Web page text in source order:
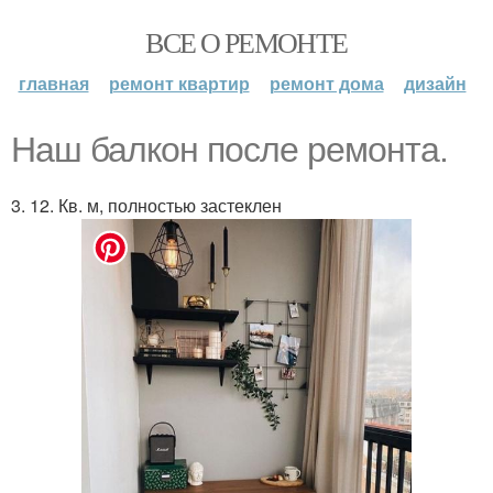
ВСЕ О РЕМОНТЕ
главная ремонт квартир ремонт дома дизайн
Наш балкон после ремонта.
3. 12. Кв. м, полностью застеклен